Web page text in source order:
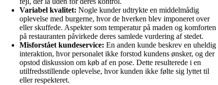
Variabel kvalitet: Nogle kunder udtrykte en middelmådig
oplevelse med burgerne, hvor de hverken blev imponeret over
eller skuffede. Aspekter som temperatur på maden og komforten
på restauranten påvirkede deres samlede vurdering af stedet.
Misforstået kundeservice: En anden kunde beskrev en uheldig
interaktion, hvor personalet ikke forstod kundens ønsker, og der
opstod diskussion om køb af en pose. Dette resulterede i en
utilfredsstillende oplevelse, hvor kunden ikke følte sig lyttet til
eller respekteret.